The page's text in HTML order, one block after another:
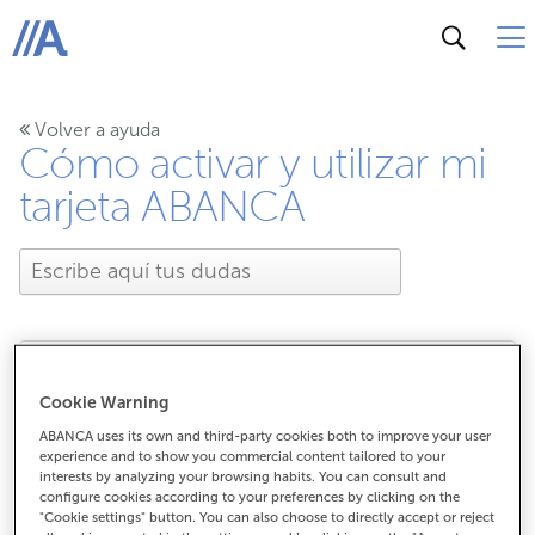
ABANCA
Volver a ayuda
Cómo activar y utilizar mi
tarjeta ABANCA
¿Dónde puedo utilizar mi
Bono Emancípate?
Cookie Warning
ABANCA uses its own and third-party cookies both to improve your user
experience and to show you commercial content tailored to your
interests by analyzing your browsing habits. You can consult and
configure cookies according to your preferences by clicking on the
"Cookie settings" button. You can also choose to directly accept or reject